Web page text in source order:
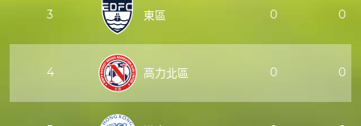
3 東區 0 0
4 高力北區 0 0